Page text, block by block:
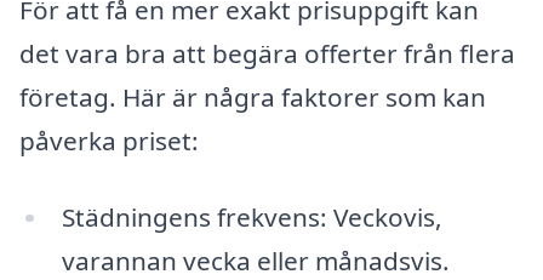
För att få en mer exakt prisuppgift kan
det vara bra att begära offerter från flera
företag. Här är några faktorer som kan
påverka priset:
Städningens frekvens: Veckovis,
varannan vecka eller månadsvis.